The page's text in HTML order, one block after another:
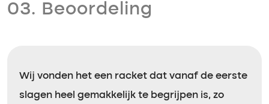
03. Beoordeling
Wij vonden het een racket dat vanaf de eerste
slagen heel gemakkelijk te begrijpen is, zo